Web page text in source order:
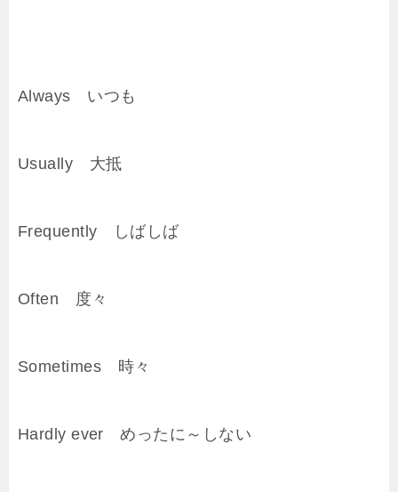
Always いつも
Usually 大抵
Frequently しばしば
Often 度々
Sometimes 時々
Hardly ever めったに～しない